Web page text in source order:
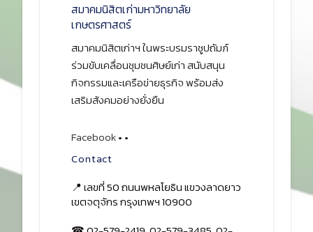
สมาคมนิสิตเก่ามหาวิทยาลัย
เกษตรศาสตร์
สมาคมนิสิตเก่าฯ ในพระบรมราชูปถัมภ์
ร่วมขับเคลื่อนชุมชนศิษย์เก่า สนับสนุน
กิจกรรมและเครือข่ายธุรกิจ พร้อมส่ง
เสริมสังคมอย่างยั่งยืน
Facebook• •
Contact
📍 เลขที่ 50 ถนนพหลโยธิน แขวงลาดยาว
เขตจตุจักร กรุงเทพฯ 10900